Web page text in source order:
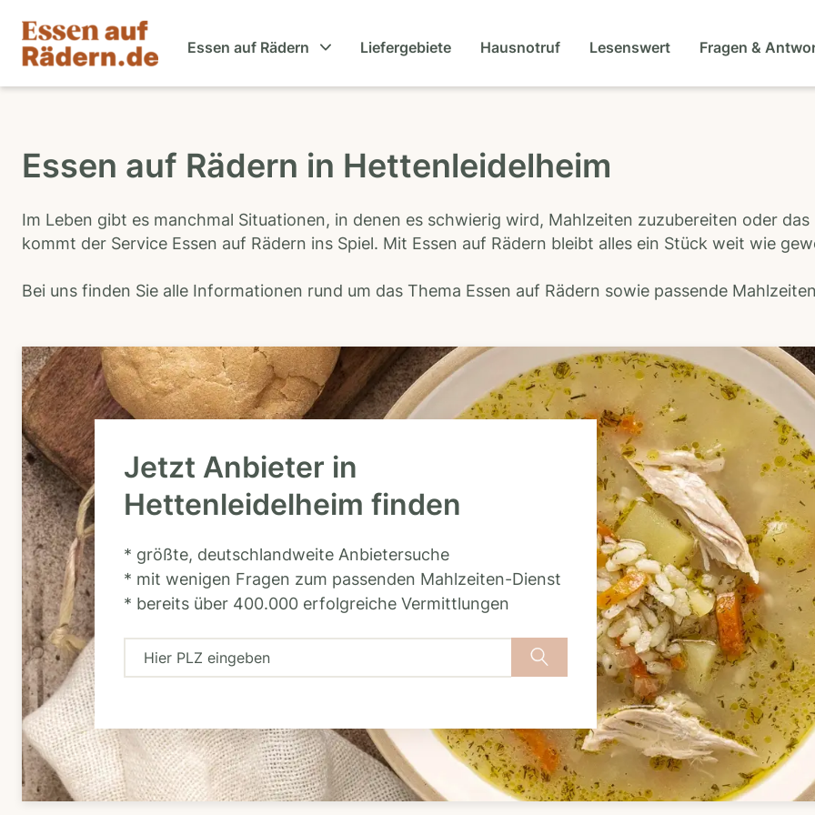
Essen auf Rädern Liefergebiete Hausnotruf Lesenswert Fragen &
Essen auf Rädern in Hettenleidelheim
Im Leben gibt es manchmal Situationen, in denen es schwierig wird, Mahlzeiten zuzubereiten oder
kommt der Service Essen auf Rädern ins Spiel. Mit Essen auf Rädern bleibt alles ein Stück weit wie
Bei uns finden Sie alle Informationen rund um das Thema Essen auf Rädern sowie passende
Jetzt Anbieter in
Hettenleidelheim finden
* größte, deutschlandweite Anbietersuche
* mit wenigen Fragen zum passenden Mahlzeiten-Dienst
* bereits über 400.000 erfolgreiche Vermittlungen
H
r
P
L